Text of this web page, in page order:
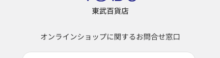
東武百貨店
オンラインショップに関するお問合せ窓口